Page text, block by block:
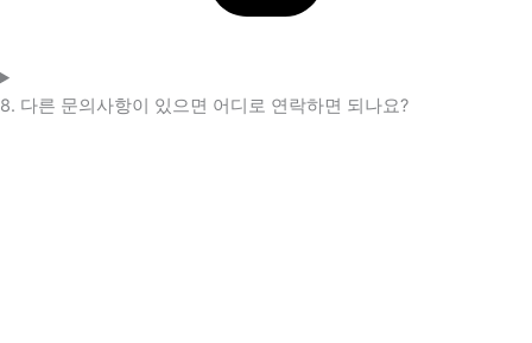
8. 다른 문의사항이 있으면 어디로 연락하면 되나요?